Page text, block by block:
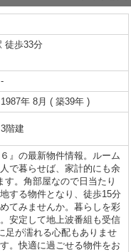
徒歩33分
-
1987年 8月 ( 築39年 )
3階建
』の最新物件情報。ルーム
で暮らせば、家計的にも余
。角部屋なので日当たり
する物件となり、徒歩15分
てみませんか。暮らしを彩
安定して地上波番組も受信
足が濡れる心配もありませ
。快適に過ごせる物件をお